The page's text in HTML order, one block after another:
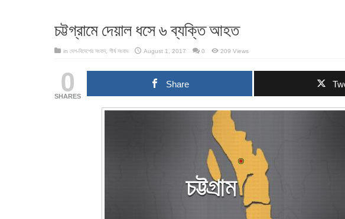
চট্টগ্রামে দেয়াল ধসে ৬ ব্যক্তি আহত
in দেশ-বিদেশের সংবাদ শীর্ষ সংবাদ August 1, 2017 0 209 Views
0
SHARES
Share